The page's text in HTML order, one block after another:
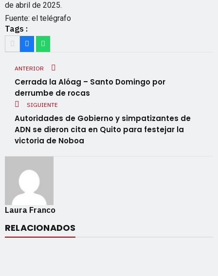
de abril de 2025.
Fuente: el telégrafo
Tags :
ANTERIOR
Cerrada la Alóag – Santo Domingo por
derrumbe de rocas
SIGUIENTE
Autoridades de Gobierno y simpatizantes de
ADN se dieron cita en Quito para festejar la
victoria de Noboa
Laura Franco
RELACIONADOS